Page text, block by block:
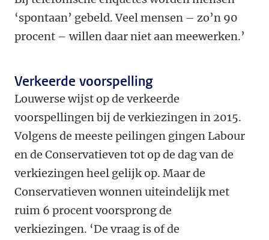
‘spontaan’ gebeld. Veel mensen – zo’n 90
procent – willen daar niet aan meewerken.’
Verkeerde voorspelling
Louwerse wijst op de verkeerde
voorspellingen bij de verkiezingen in 2015.
Volgens de meeste peilingen gingen Labour
en de Conservatieven tot op de dag van de
verkiezingen heel gelijk op. Maar de
Conservatieven wonnen uiteindelijk met
ruim 6 procent voorsprong de
verkiezingen. ‘De vraag is of de